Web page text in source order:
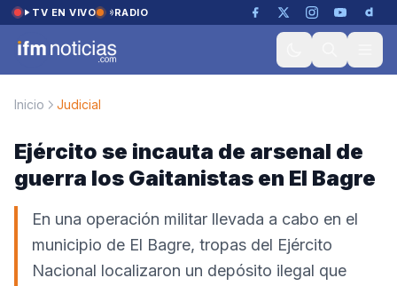
Saltar al contenido
TV EN VIVO RADIO
Inicio Judicial
Ejército se incauta de arsenal de
guerra los Gaitanistas en El Bagre
En una operación militar llevada a cabo en el
municipio de El Bagre, tropas del Ejército
Nacional localizaron un depósito ilegal que